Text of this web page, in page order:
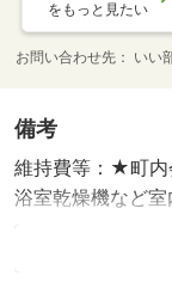
をもっと見たい
お問い合わせ先 いい
備考
維持費等：★町内
浴室乾燥機など
あって荷物の受
歩圏内なので小